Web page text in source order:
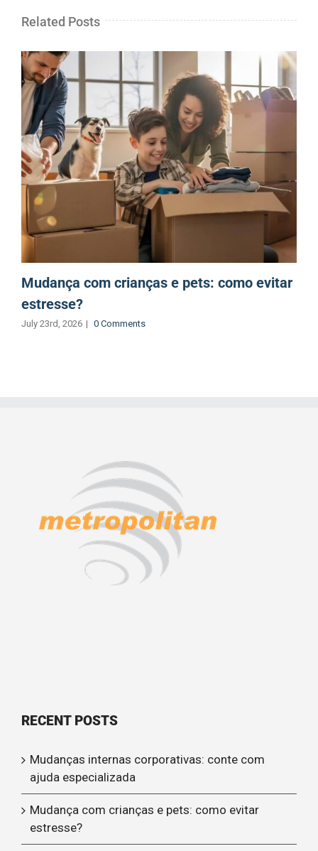
Related Posts
Mudança com crianças e pets: como evitar
estresse?
July 23rd, 2026 | 0 Comments
RECENT POSTS
Mudanças internas corporativas: conte com
ajuda especializada
Mudança com crianças e pets: como evitar
estresse?